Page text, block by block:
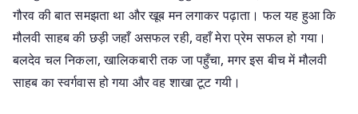
गौरव की बात समझता था और खूब मन लगाकर पढ़ाता। फल यह हुआ कि
मौलवी साहब की छड़ी जहाँ असफल रही, वहाँ मेरा प्रेम सफल हो गया।
बलदेव चल निकला, खालिकबारी तक जा पहुँचा, मगर इस बीच में मौलवी
साहब का स्वर्गवास हो गया और वह शाखा टूट गयी।